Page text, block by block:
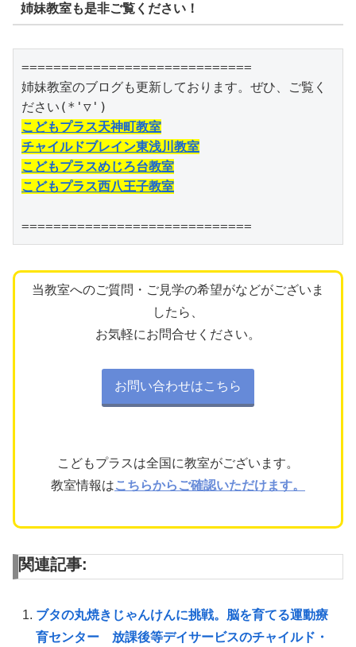
姉妹教室も是非ご覧ください！
=============================
姉妹教室のブログも更新しております。ぜひ、ご覧く
こどもプラス天神町教室
チャイルドブレイン東浅川教室
こどもプラスめじろ台教室
こどもプラス西八王子教室
=============================
当教室へのご質問・ご見学の希望がなどがございま
したら、
お気軽にお問合せください。
お問い合わせはこちら
こどもプラスは全国に教室がございます。
教室情報はこちらからご確認いただけます。
関連記事:
ブタの丸焼きじゃんけんに挑戦。脳を育てる運動療
育センター 放課後等デイサービスのチャイルド・